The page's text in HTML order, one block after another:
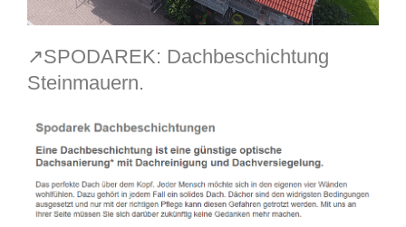
↗️SPODAREK: Dachbeschichtung
Steinmauern.